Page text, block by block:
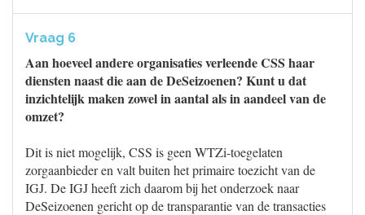
Vraag 6
Aan hoeveel andere organisaties verleende CSS haar
diensten naast die aan de DeSeizoenen? Kunt u dat
inzichtelijk maken zowel in aantal als in aandeel van de
omzet?
Dit is niet mogelijk, CSS is geen WTZi-toegelaten
zorgaanbieder en valt buiten het primaire toezicht van de
IGJ. De IGJ heeft zich daarom bij het onderzoek naar
DeSeizoenen gericht op de transparantie van de transacties